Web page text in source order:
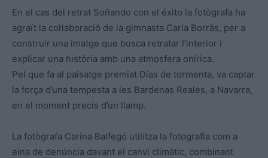
En el cas del retrat Soñando con el éxito la fotògrafa ha
agraït la col·laboració de la gimnasta Carla Borràs, per a
construir una imatge que busca retratar l’interior i
explicar una història amb una atmosfera onírica.
Pel que fa al paisatge premiat Días de tormenta, va captar
la força d’una tempesta a les Bardenas Reales, a Navarra,
en el moment precís d’un llamp.
La fotògrafa Carina Balfegó utilitza la fotografia com a
eina de denúncia davant el canvi climàtic, combinant